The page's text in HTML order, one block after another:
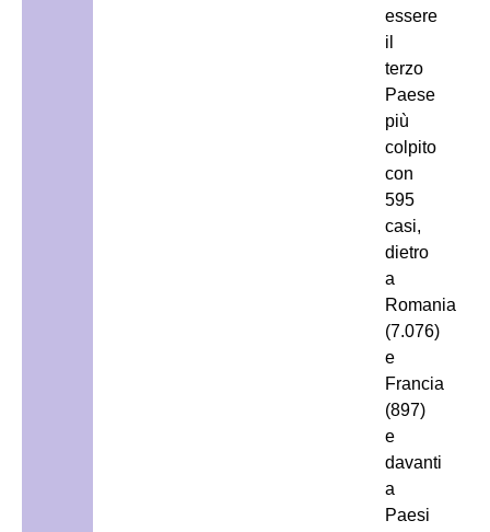
essere
il
terzo
Paese
più
colpito
con
595
casi,
dietro
a
Romania
(7.076)
e
Francia
(897)
e
davanti
a
Paesi